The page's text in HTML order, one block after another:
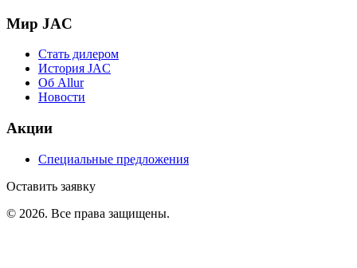
Мир JAC
Стать дилером
История JAC
Об Allur
Новости
Акции
Специальные предложения
Оставить заявку
© 2026. Все права защищены.